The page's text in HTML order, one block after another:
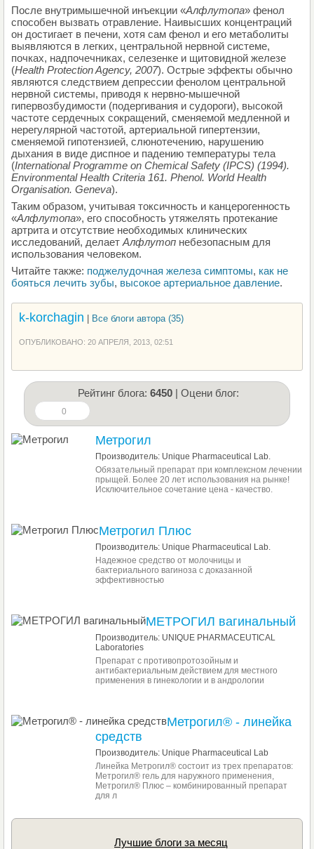
После внутримышечной инъекции «Алфлутопа» фенол
способен вызвать отравление. Наивысших концентраций
он достигает в печени, хотя сам фенол и его метаболиты
выявляются в легких, центральной нервной системе,
почках, надпочечниках, селезенке и щитовидной железе
(Health Protection Agency, 2007). Острые эффекты обычно
являются следствием депрессии фенолом центральной
нервной системы, приводя к нервно-мышечной
гипервозбудимости (подергивания и судороги), высокой
частоте сердечных сокращений, сменяемой медленной и
нерегулярной частотой, артериальной гипертензии,
сменяемой гипотензией, слюнотечению, нарушению
дыхания в виде диспное и падению температуры тела
(International Programme on Chemical Safety (IPCS) (1994).
Environmental Health Criteria 161. Phenol. World Health
Organisation. Geneva).
Таким образом, учитывая токсичность и канцерогенность
«Алфлутопа», его способность утяжелять протекание
артрита и отсутствие необходимых клинических
исследований, делает Алфлутоп небезопасным для
использования человеком.
Читайте также: поджелудочная железа симптомы, как не
бояться лечить зубы, высокое артериальное давление.
k-korchagin Все блоги автора (35)
ОПУБЛИКОВАНО: 20 АПРЕЛЯ, 2013, 02:51
Рейтинг блога: 6450 | Оцени блог:
0
Метрогил
Производитель: Unique Pharmaceutical Lab.
Обязательный препарат при комплексном лечении
прыщей. Более 20 лет использования на рынке!
Исключительное сочетание цена - качество.
Метрогил Плюс
Производитель: Unique Pharmaceutical Lab.
Надежное средство от молочницы и
бактериального вагиноза с доказанной
эффективностью
МЕТРОГИЛ вагинальный
Производитель: UNIQUE PHARMACEUTICAL
Laboratories
Препарат с противопротозойным и
антибактериальным действием для местного
применения в гинекологии и в андрологии
Метрогил® - линейка
средств
Производитель: Unique Pharmaceutical Lab
Линейка Метрогил® состоит из трех препаратов:
Метрогил® гель для наружного применения,
Метрогил® Плюс – комбинированный препарат
для л
Лучшие блоги за месяц